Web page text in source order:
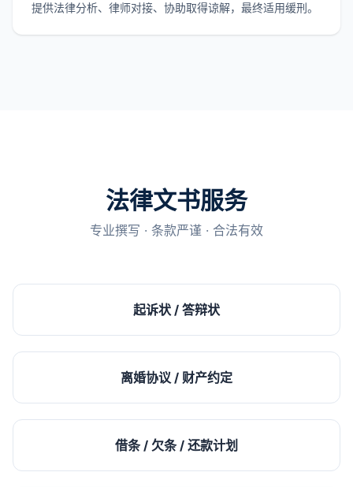
提供法律分析、律师对接、协助取得谅解，最终适用缓刑。
法律文书服务
专业撰写 · 条款严谨 · 合法有效
起诉状 / 答辩状
离婚协议 / 财产约定
借条 / 欠条 / 还款计划